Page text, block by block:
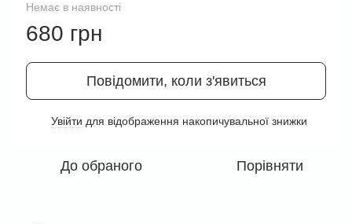
Немає в наявності
680 грн
Повідомити, коли з'явиться
Увійти для відображення накопичувальної знижки
До обраного Порівняти